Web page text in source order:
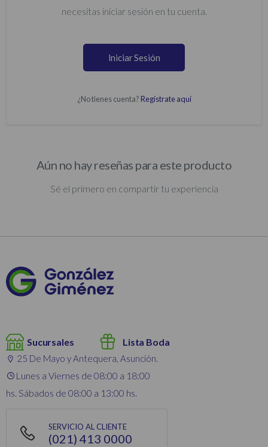
necesitas iniciar sesión en tu cuenta.
Iniciar Sesión
¿No tienes cuenta? Regístrate aquí
Aún no hay reseñas para este producto
Sé el primero en compartir tu experiencia
Sucursales Lista Boda
25 De Mayo y Antequera, Asunción.
Lunes a Viernes de 08:00 a 18:00
hs. Sábados de 08:00 a 13:00 hs.
SERVICIO AL CLIENTE
(021) 413 0000